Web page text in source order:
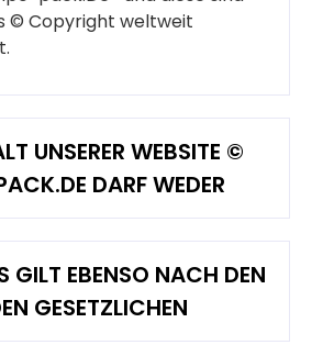
© Copyright weltweit
UNSERER WEBSITE ©
DARF WEDER
GILT EBENSO NACH DEN
GESETZLICHEN